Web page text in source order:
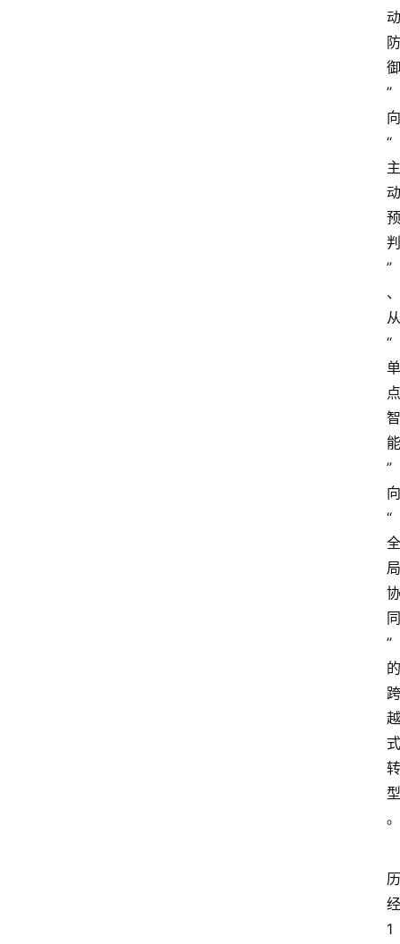
动
防
御
”
向
“
主
动
预
判
”
、
从
“
单
点
智
能
”
向
“
全
局
协
同
”
的
跨
越
式
转
型
。
历
经
1